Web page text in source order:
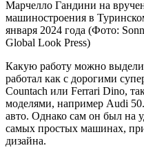
Марчелло Гандини на
машиностроения в
января 2024 года (Фото:
Global Look Press)
Какую работу можно
работал как с дорогими
Countach или Ferrari Dino,
моделями, например Audi
авто. Однако сам он был на
самых простых машинах,
дизайна.